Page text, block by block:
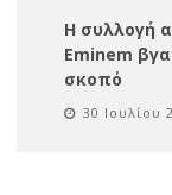
Η συλλογή
Eminem
σκοπό
30 Ιουλίου